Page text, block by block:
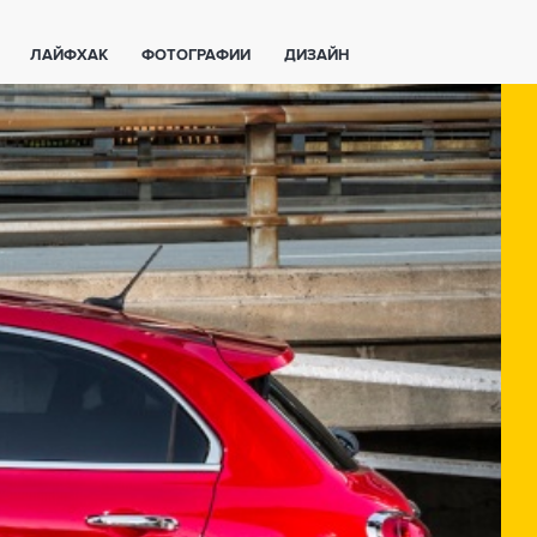
ЛАЙФХАК ФОТОГРАФИИ ДИЗАЙН
ВАЖНО ЗНАТЬ СПОРТ СМАРТФОНЫ ПОЛЕЗНОЕ